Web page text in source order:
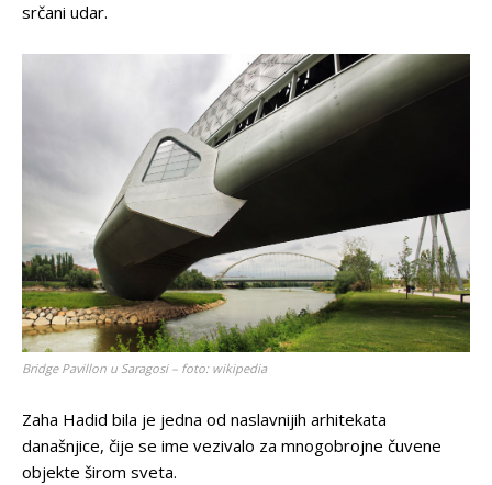
srčani udar.
Bridge Pavillon u Saragosi – foto: wikipedia
Zaha Hadid bila je jedna od naslavnijih arhitekata
današnjice, čije se ime vezivalo za mnogobrojne čuvene
objekte širom sveta.